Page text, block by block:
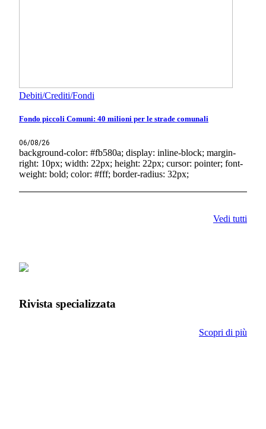
Debiti/Crediti/Fondi
Fondo piccoli Comuni: 40 milioni per le strade comunali
06/08/26
background-color: #fb580a; display: inline-block; margin-
right: 10px; width: 22px; height: 22px; cursor: pointer; font-
weight: bold; color: #fff; border-radius: 32px;
Vedi tutti
Rivista specializzata
Scopri di più